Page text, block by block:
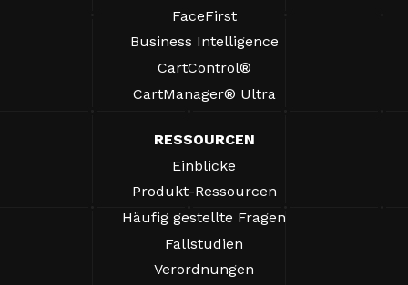
FaceFirst
Business Intelligence
CartControl®
CartManager® Ultra
RESSOURCEN
Einblicke
Produkt-Ressourcen
Häufig gestellte Fragen
Fallstudien
Verordnungen